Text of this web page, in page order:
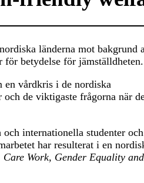
länderna mot bakgrund
betydelse för jämställdheten.
en vårdkris i de nordiska
de viktigaste frågorna när
internationella studenter
har resulterat i en
Work, Gender Equality and